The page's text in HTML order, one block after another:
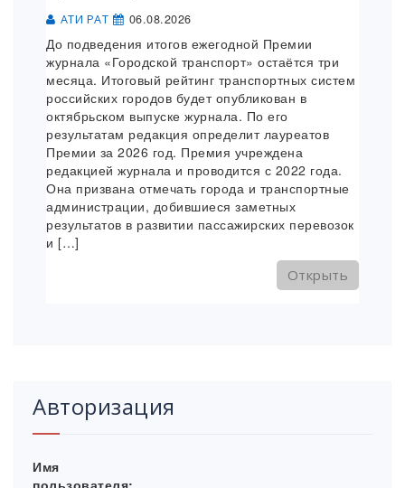
АТИ РАТ 06.08.2026
До подведения итогов ежегодной Премии
журнала «Городской транспорт» остаётся три
месяца. Итоговый рейтинг транспортных систем
российских городов будет опубликован в
октябрьском выпуске журнала. По его
результатам редакция определит лауреатов
Премии за 2026 год. Премия учреждена
редакцией журнала и проводится с 2022 года.
Она призвана отмечать города и транспортные
администрации, добившиеся заметных
результатов в развитии пассажирских перевозок
и […]
Открыть
Авторизация
Имя